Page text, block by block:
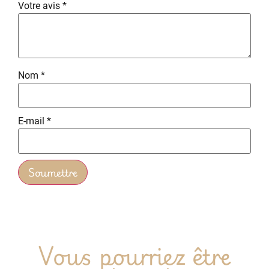
Votre avis *
Nom *
E-mail *
Vous pourriez être